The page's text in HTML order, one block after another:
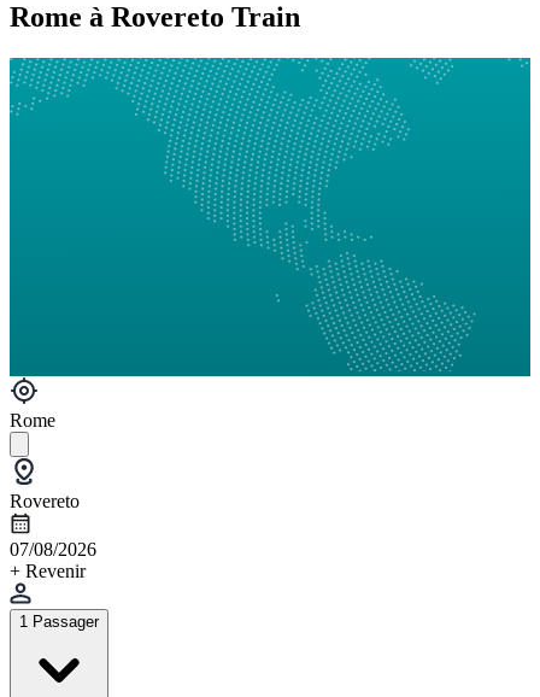
Rome à Rovereto Train
Rome
Rovereto
07/08/2026
+ Revenir
1 Passager